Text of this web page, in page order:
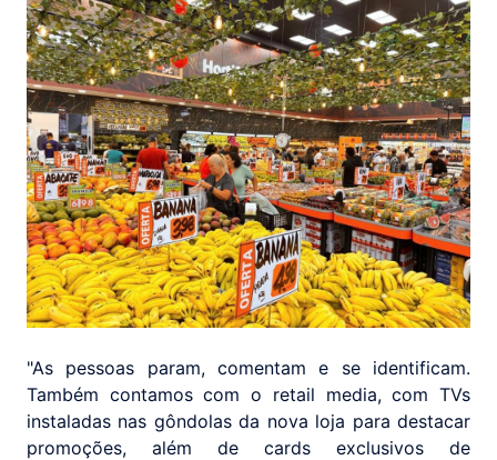
"As pessoas param, comentam e se identificam.
Também contamos com o retail media, com TVs
instaladas nas gôndolas da nova loja para destacar
promoções, além de cards exclusivos de